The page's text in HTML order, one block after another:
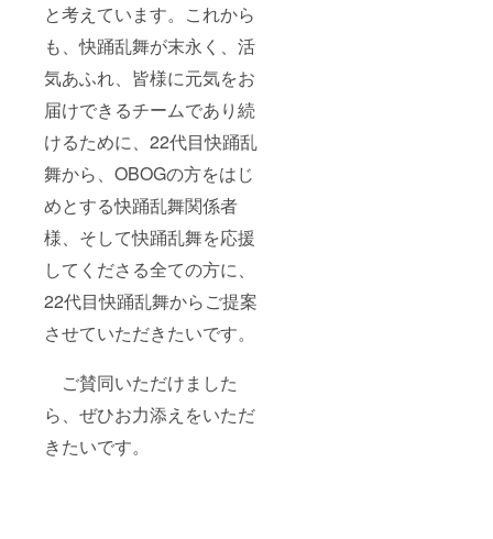
と考えています。これから
も、快踊乱舞が末永く、活
気あふれ、皆様に元気をお
届けできるチームであり続
けるために、22代目快踊乱
舞から、OBOGの方をはじ
めとする快踊乱舞関係者
様、そして快踊乱舞を応援
してくださる全ての方に、
22代目快踊乱舞からご提案
させていただきたいです。
ご賛同いただけました
ら、ぜひお力添えをいただ
きたいです。